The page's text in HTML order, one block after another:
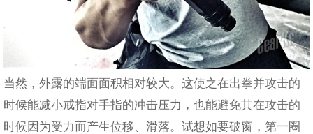
当然，外露的端面面积相对较大。这使之在出拳并攻击的
时候能减小戒指对手指的冲击压力，也能避免其在攻击的
时候因为受力而产生位移、滑落。试想如要破窗，第一圈